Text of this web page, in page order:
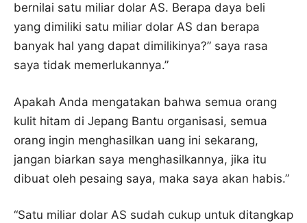
bernilai satu miliar dolar AS. Berapa daya beli
yang dimiliki satu miliar dolar AS dan berapa
banyak hal yang dapat dimilikinya?” saya rasa
saya tidak memerlukannya.”
Apakah Anda mengatakan bahwa semua orang
kulit hitam di Jepang Bantu organisasi, semua
orang ingin menghasilkan uang ini sekarang,
jangan biarkan saya menghasilkannya, jika itu
dibuat oleh pesaing saya, maka saya akan habis.”
“Satu miliar dolar AS sudah cukup untuk ditangkap